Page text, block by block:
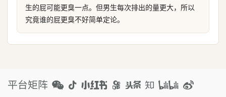
生的屁可能更臭一点。但男生每次排出的量更大，所以
究竟谁的屁更臭不好简单定论。
平台矩阵